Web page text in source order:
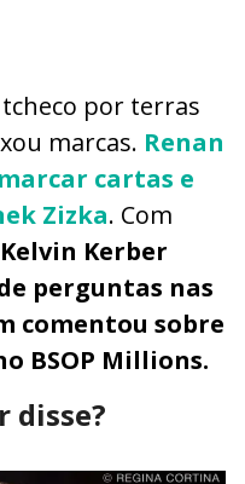
por terras
marcas. Renan
cartas e
Zizka. Com
Kelvin Kerber
perguntas nas
comentou sobre
BSOP Millions.
disse?